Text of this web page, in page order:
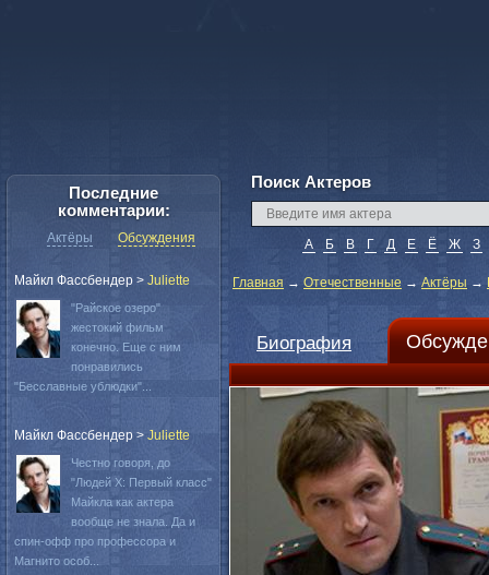
Поиск Актеров
А Б В Г Д Е Ё Ж З
Главная → Отечественные → Актёры →
Биография
Последние
комментарии:
Актёры Обсуждения
Майкл Фассбендер > Juliette
"Райское озеро"
жестокий фильм
конечно. Еще с ним
понравились
"Бесславные ублюдки"...
Майкл Фассбендер > Juliette
Честно говоря, до
"Людей Х: Первый класс"
Майкла как актера
вообще не знала. Да и
спин-офф про профессора и
Магнито особ...